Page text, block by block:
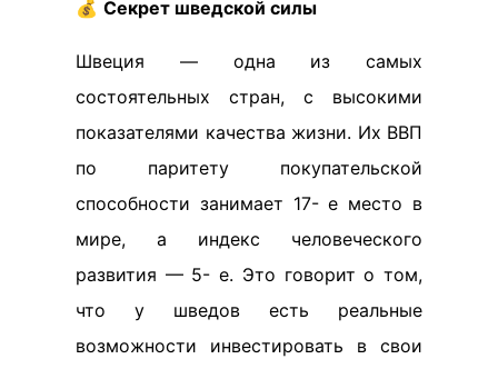
💰 Секрет шведской силы
Швеция — одна из самых
состоятельных стран, с высокими
показателями качества жизни. Их ВВП
по паритету покупательской
способности занимает 17- е место в
мире, а индекс человеческого
развития — 5- е. Это говорит о том,
что у шведов есть реальные
возможности инвестировать в свои